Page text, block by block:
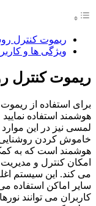
ریموت کنترل
ویژگی ها و
ریموت کنترل
برای استفاده از
هوشمند استفاده
لمسی نیز در این
خاموش کردن
هوشمند است که به
امکان کنترل و
می‌ کند. این سیستم
سایر اماکن استفاده
کاربران می‌ توانند